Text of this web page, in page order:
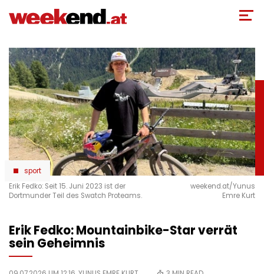
zum
sport
Erik Fedko: Seit 15. Juni 2023 ist der
Dortmunder Teil des Swatch Proteams.
weekend.at/Yunus
Emre Kurt
Erik Fedko: Mountainbike-Star verrät
sein Geheimnis